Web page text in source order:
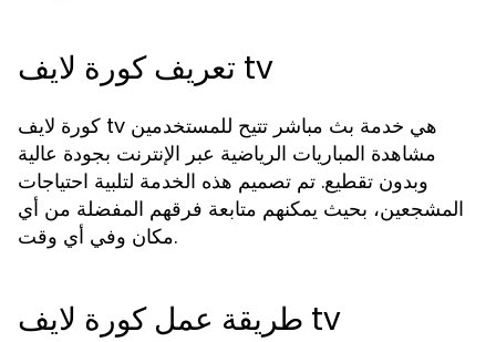
تعريف كورة لايف tv
كورة لايف tv هي خدمة بث مباشر تتيح للمستخدمين
مشاهدة المباريات الرياضية عبر الإنترنت بجودة عالية
وبدون تقطيع. تم تصميم هذه الخدمة لتلبية احتياجات
المشجعين، بحيث يمكنهم متابعة فرقهم المفضلة من أي
مكان وفي أي وقت.
طريقة عمل كورة لايف tv